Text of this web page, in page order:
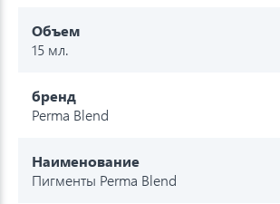
Объем
15 мл.
бренд
Perma Blend
Наименование
Пигменты Perma Blend